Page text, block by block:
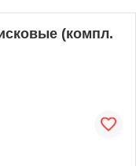
(компл.